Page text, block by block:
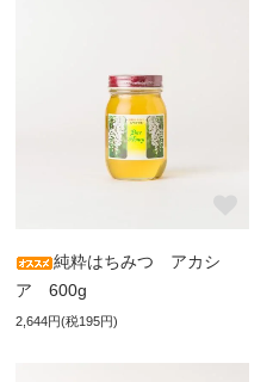
純粋はちみつ アカシ
ア 600g
2,644円(税195円)